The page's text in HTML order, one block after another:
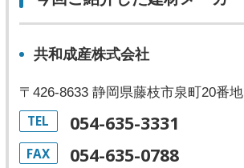
共和成産株式会社
〒426-8633 静岡県藤枝市泉町20番地
TEL 054-635-3331
FAX 054-635-0788